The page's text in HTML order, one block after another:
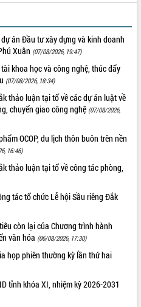
án Đầu tư xây dựng và kinh doanh
Xuân (07/08/2026, 19:47)
khoa học và công nghệ, thúc đẩy
(07/08/2026, 18:34)
thảo luận tại tổ về các dự án luật về
chuyển giao công nghệ (07/08/2026,
OCOP, du lịch thôn buôn trên nền
16:46)
thảo luận tại tổ về công tác phòng,
tác tổ chức Lễ hội Sầu riêng Đắk
còn lại của Chương trình hành
văn hóa (06/08/2026, 17:30)
họp phiên thường kỳ lần thứ hai
tỉnh khóa XI, nhiệm kỳ 2026-2031